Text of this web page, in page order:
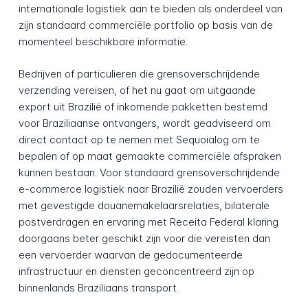
internationale logistiek aan te bieden als onderdeel van
zijn standaard commerciële portfolio op basis van de
momenteel beschikbare informatie.
Bedrijven of particulieren die grensoverschrijdende
verzending vereisen, of het nu gaat om uitgaande
export uit Brazilië of inkomende pakketten bestemd
voor Braziliaanse ontvangers, wordt geadviseerd om
direct contact op te nemen met Sequoialog om te
bepalen of op maat gemaakte commerciële afspraken
kunnen bestaan. Voor standaard grensoverschrijdende
e-commerce logistiek naar Brazilië zouden vervoerders
met gevestigde douanemakelaarsrelaties, bilaterale
postverdragen en ervaring met Receita Federal klaring
doorgaans beter geschikt zijn voor die vereisten dan
een vervoerder waarvan de gedocumenteerde
infrastructuur en diensten geconcentreerd zijn op
binnenlands Braziliaans transport.